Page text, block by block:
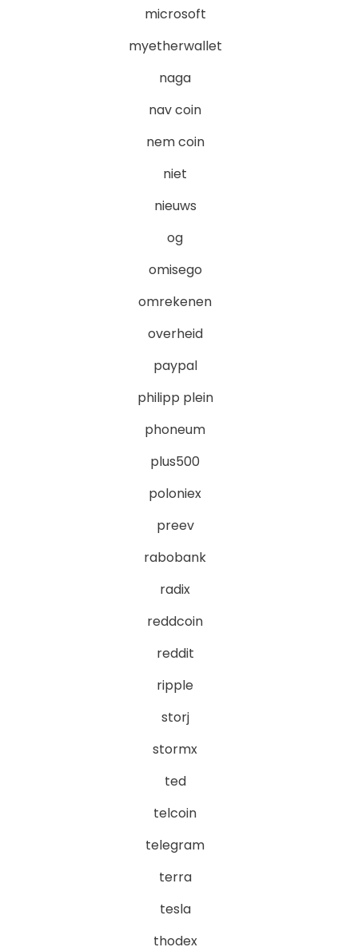
microsoft
myetherwallet
naga
nav coin
nem coin
niet
nieuws
og
omisego
omrekenen
overheid
paypal
philipp plein
phoneum
plus500
poloniex
preev
rabobank
radix
reddcoin
reddit
ripple
storj
stormx
ted
telcoin
telegram
terra
tesla
thodex